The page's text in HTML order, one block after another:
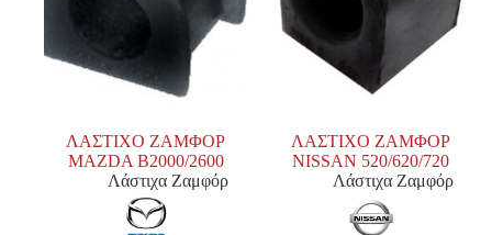
ΛΑΣΤΙΧΟ ΖΑΜΦΟΡ
MAZDA Β2000/2600
Λάστιχα Ζαμφόρ
ΛΑΣΤΙΧΟ ΖΑΜΦΟΡ
NISSAN 520/620/720
Λάστιχα Ζαμφόρ